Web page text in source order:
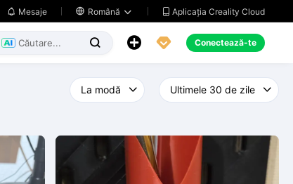
 Mesaje  Română   Aplicația Creality Cloud
   Conectează-te